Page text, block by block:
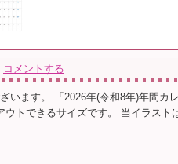
コメントする
います。 「2026年(令和8年)年間カ
ウトできるサイズです。 当イラスト